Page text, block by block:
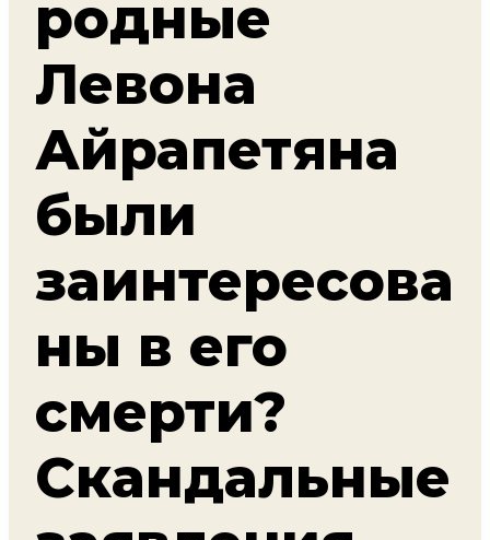
родные
Левона
Айрапетяна
были
заинтересова
ны в его
смерти?
Скандальные